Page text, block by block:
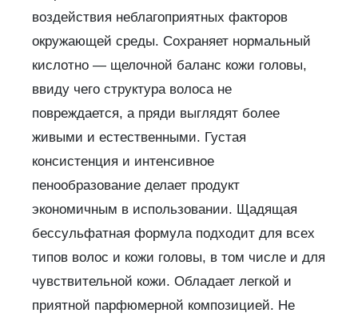
воздействия неблагоприятных факторов
окружающей среды. Сохраняет нормальный
кислотно — щелочной баланс кожи головы,
ввиду чего структура волоса не
повреждается, а пряди выглядят более
живыми и естественными. Густая
консистенция и интенсивное
пенообразование делает продукт
экономичным в использовании. Щадящая
бессульфатная формула подходит для всех
типов волос и кожи головы, в том числе и для
чувствительной кожи. Обладает легкой и
приятной парфюмерной композицией. Не